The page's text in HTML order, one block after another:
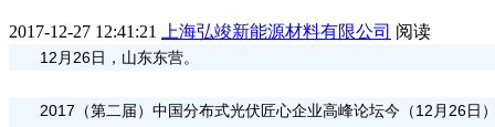
2017-12-27 12:41:21 上海弘竣新能源材料有限公司 阅读
12月26日，山东东营。
2017（第二届）中国分布式光伏匠心企业高峰论坛今（12月26日